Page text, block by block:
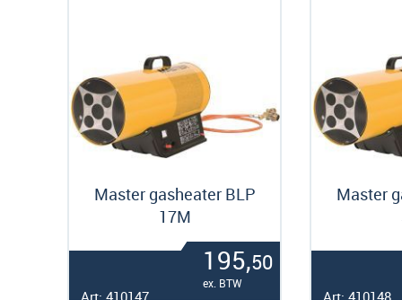
Master gasheater BLP
17M
195,50
ex. BTW
Art: 410147
Master
Art: 410148